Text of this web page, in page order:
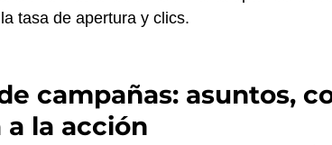
tasa de apertura y clics.
campañas: asuntos,
a la acción